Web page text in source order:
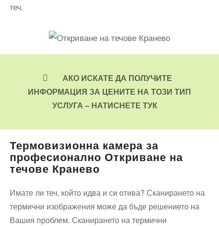
теч.
АКО ИСКАТЕ ДА ПОЛУЧИТЕ
ИНФОРМАЦИЯ ЗА ЦЕНИТЕ НА ТОЗИ ТИП
УСЛУГА – НАТИСНЕТЕ ТУК
Термовизионна камера за
професионално Откриване на
течове Кранево
Имате ли теч, който идва и си отива? Сканирането на
термични изображения може да бъде решението на
Вашия проблем. Сканирането на термични